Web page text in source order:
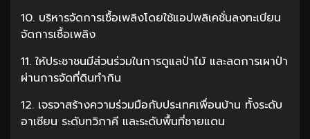
10. บริหารจัดการเชื้อเพลิงโดยใช้แอปพลิเคชั่นลงทะเบียน
จัดการเชื้อเพลิง
11. ให้ประชาชนมีส่วนร่วมในการดูแลป่าไม้ และลดการเผาป่า
ผ่านการจัดที่ดินทำกิน
12. เจรจาสร้างความร่วมมือกับประเทศเพื่อนบ้าน ทั้งระดับ
อาเซียน ระดับทวิภาคี และระดับพื้นที่ชายแดน